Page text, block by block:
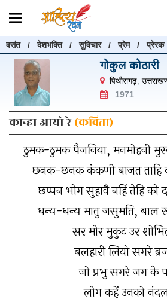
वसंत/देशभक्ति/सुविचार/प्रेम/प्रेरक
गोकुल कोठारी
पिथौरागढ़,
1971
कान्हा आयो रे(कविता)
ठुमक-ठुमक पैजनिया, मनमोहनी
छनक-छनक कंकणी बाजत ताहि
छप्पन भोग सुहावै नहिं तेहि को
धन्य-धन्य मातु जसुमति, बाल
सर मोर मुकुट उर
बलहारी लियो सगरे
जो प्रभु सगरे जग के
लोग कहें उनको
रचनाएँ खोजें
रचनाएँ खोजने के लिए नीचे दी गई बॉक्स में
"खोजें" बटन पर क्लिक करें
खोजें